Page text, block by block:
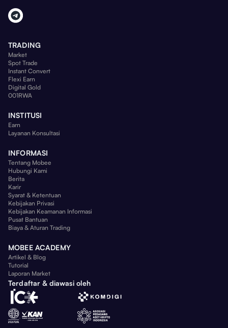
TRADING
Market
Spot Trade
Instant Convert
Flexi Earn
Digital Gold
001RWA
INSTITUSI
Earn
Layanan Konsultasi
INFORMASI
Tentang Mobee
Hubungi Kami
Berita
Karir
Syarat & Ketentuan
Kebijakan Privasi
Kebijakan Keamanan Informasi
Pusat Bantuan
Biaya & Aturan Trading
MOBEE ACADEMY
Artikel & Blog
Tutorial
Laporan Market
Terdaftar & diawasi oleh